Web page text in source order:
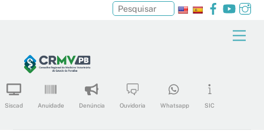
content
Facebook
Siscad Anuidade Denúncia Ouvidoria Whatsapp SIC
Pesquisar